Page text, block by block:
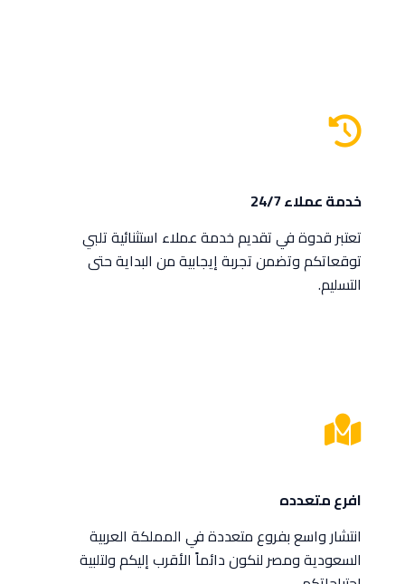
خدمة عملاء 24/7
تعتبر قدوة في تقديم خدمة عملاء استثنائية تلبي
توقعاتكم وتضمن تجربة إيجابية من البداية حتى
التسليم.
افرع متعدده
انتشار واسع بفروع متعددة في المملكة العربية
السعودية ومصر لنكون دائماً الأقرب إليكم ولتلبية